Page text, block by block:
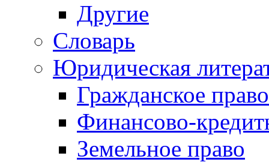
Другие
Словарь
Юридическая
Гражданское право
Финансово-
Земельное право